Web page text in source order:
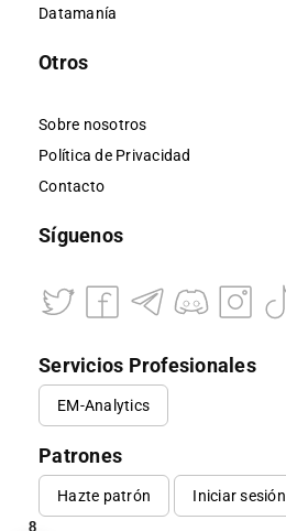
Datamanía
Otros
Sobre nosotros
Política de Privacidad
Contacto
Síguenos
Servicios Profesionales
EM-Analytics
Patrones
Hazte patrón Iniciar sesión
8